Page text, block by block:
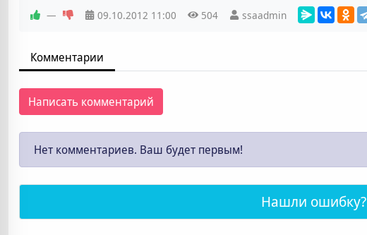
— 09.10.2012 11:00 504 ssaadmin
Комментарии
Написать комментарий
Нет комментариев. Ваш будет первым!
Нашли ошибку?